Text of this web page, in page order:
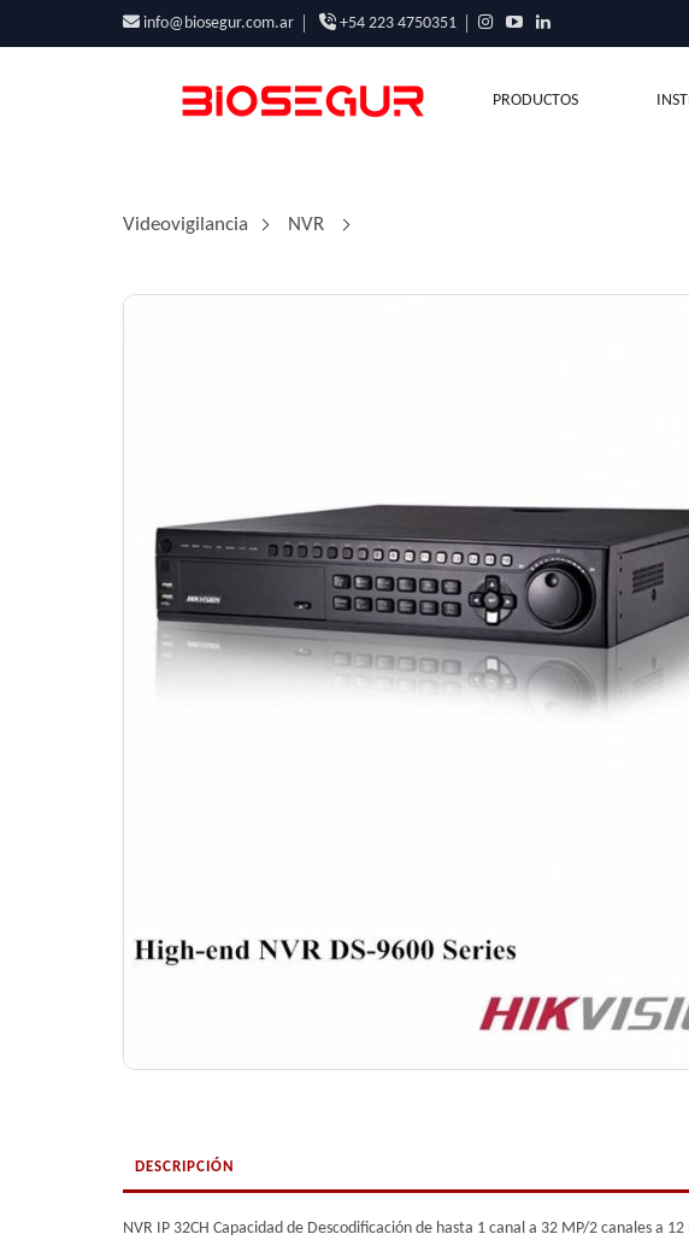
info@biosegur.com.ar +54 223 4750351
PRODUCTOS
Videovigilancia NVR
DESCRIPCIÓN
NVR IP 32CH Capacidad de Descodificación de hasta 1 canal a 32 MP/2 canales